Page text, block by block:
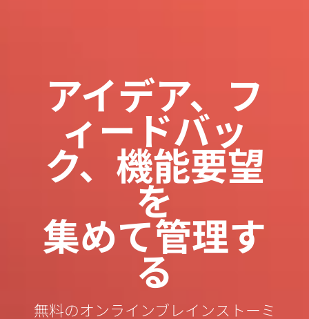
アイデア、フ
ィードバッ
ク、機能要望
を
集めて管理す
る
無料のオンラインブレインストーミ